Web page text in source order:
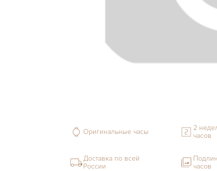
Оригинальные часы
2
часов
Доставка по всей
России
часов